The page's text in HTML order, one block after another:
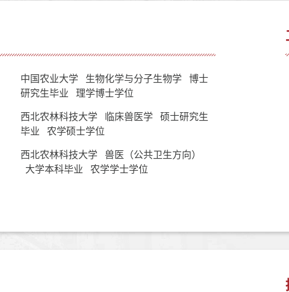
中国农业大学 生物化学与分子生物学 博士
研究生毕业 理学博士学位
西北农林科技大学 临床兽医学 硕士研究生
毕业 农学硕士学位
西北农林科技大学 兽医（公共卫生方向）
大学本科毕业 农学学士学位